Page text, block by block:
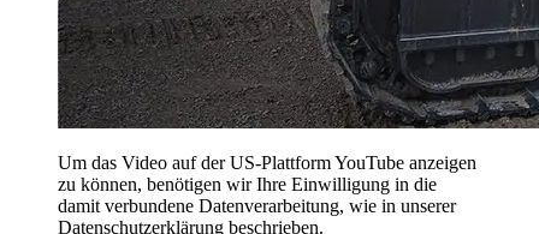
Um das Video auf der US-Plattform YouTube anzeigen
zu können, benötigen wir Ihre Einwilligung in die
damit verbundene Datenverarbeitung, wie in unserer
Datenschutzerklärung beschrieben.